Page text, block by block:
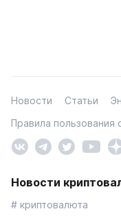
Новости Статьи
Правила пользования
Новости
# криптовалюта